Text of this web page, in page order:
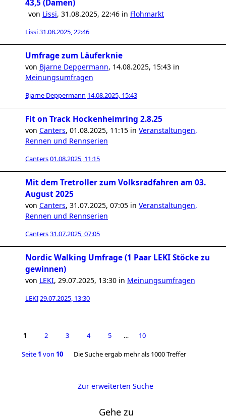
43,5 (Damen)
von Lissi, 31.08.2025, 22:46 in Flohmarkt
Lissi31.08.2025, 22:46
Umfrage zum Läuferknie
von Bjarne Deppermann, 14.08.2025, 15:43 in
Meinungsumfragen
Bjarne Deppermann 14.08.2025, 15:43
Fit on Track Hockenheimring 2.8.25
von Canters, 01.08.2025, 11:15 in Veranstaltungen,
Rennen und Rennserien
Canters01.08.2025, 11:15
Mit dem Tretroller zum Volksradfahren am 03.
August 2025
von Canters, 31.07.2025, 07:05 in Veranstaltungen,
Rennen und Rennserien
Canters31.07.2025, 07:05
Nordic Walking Umfrage (1 Paar LEKI Stöcke zu
gewinnen)
von LEKI, 29.07.2025, 13:30 in Meinungsumfragen
LEKI29.07.2025, 13:30
1 2 3 4 5 … 10
Seite 1 von 10 Die Suche ergab mehr als 1000 Treffer
Zur erweiterten Suche
Gehe zu